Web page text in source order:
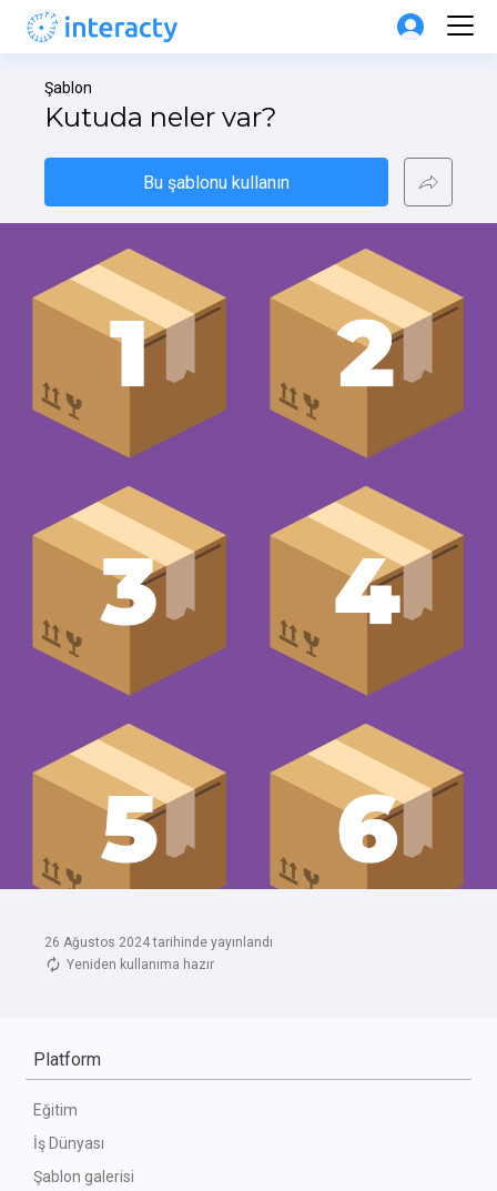
26 Ağustos 2024 tarihinde yayınlandı
Yeniden kullanıma hazır
Şablon
Kutuda neler var?
Bu şablonu kullanın
Platform
Eğitim
İş Dünyası
Şablon galerisi